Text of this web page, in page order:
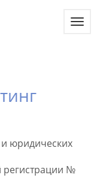
юридических
регистрации №